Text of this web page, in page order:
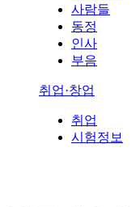
사람들
동정
인사
부음
취업·창업
취업
시험정보